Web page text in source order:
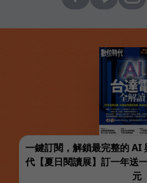
一鍵訂閱，解鎖最完整的
代【夏日閱讀展】訂一年送
元